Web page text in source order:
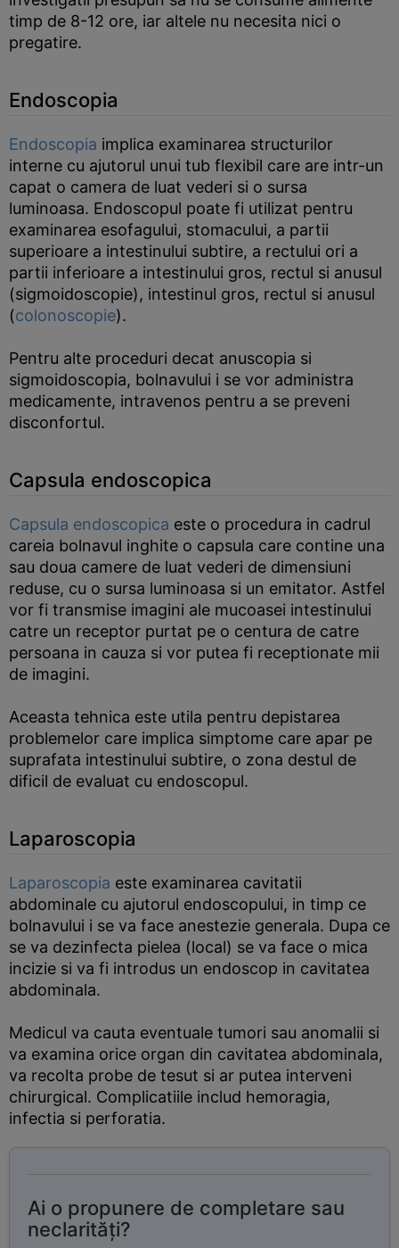
timp de 8-12 ore, iar altele nu necesita nici o
pregatire.
Endoscopia
Endoscopia implica examinarea structurilor
interne cu ajutorul unui tub flexibil care are intr-un
capat o camera de luat vederi si o sursa
luminoasa. Endoscopul poate fi utilizat pentru
examinarea esofagului, stomacului, a partii
superioare a intestinului subtire, a rectului ori a
partii inferioare a intestinului gros, rectul si anusul
(sigmoidoscopie), intestinul gros, rectul si anusul
(colonoscopie).
Pentru alte proceduri decat anuscopia si
sigmoidoscopia, bolnavului i se vor administra
medicamente, intravenos pentru a se preveni
disconfortul.
Capsula endoscopica
Capsula endoscopica este o procedura in cadrul
careia bolnavul inghite o capsula care contine una
sau doua camere de luat vederi de dimensiuni
reduse, cu o sursa luminoasa si un emitator. Astfel
vor fi transmise imagini ale mucoasei intestinului
catre un receptor purtat pe o centura de catre
persoana in cauza si vor putea fi receptionate mii
de imagini.
Aceasta tehnica este utila pentru depistarea
problemelor care implica simptome care apar pe
suprafata intestinului subtire, o zona destul de
dificil de evaluat cu endoscopul.
Laparoscopia
Laparoscopia este examinarea cavitatii
abdominale cu ajutorul endoscopului, in timp ce
bolnavului i se va face anestezie generala. Dupa ce
se va dezinfecta pielea (local) se va face o mica
incizie si va fi introdus un endoscop in cavitatea
abdominala.
Medicul va cauta eventuale tumori sau anomalii si
va examina orice organ din cavitatea abdominala,
va recolta probe de tesut si ar putea interveni
chirurgical. Complicatiile includ hemoragia,
infectia si perforatia.
Ai o propunere de completare sau
neclarități?